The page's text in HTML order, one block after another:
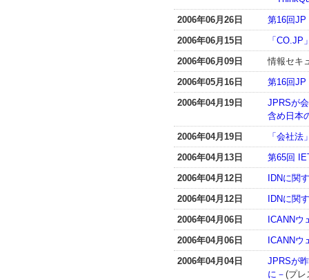
2006年06月26日
第16回JP
2006年06月15日
「
2006年06月09日
情報セキ
2006年05月16日
第16回JP
2006年04月19日
JPRSが
含め日本
2006年04月19日
「会社
2006年04月13日
第65回
2006年04月12日
IDNに関
2006年04月12日
IDNに関
2006年04月06日
ICANN
2006年04月06日
ICANN
2006年04月04日
JPRSが
に－(プレ